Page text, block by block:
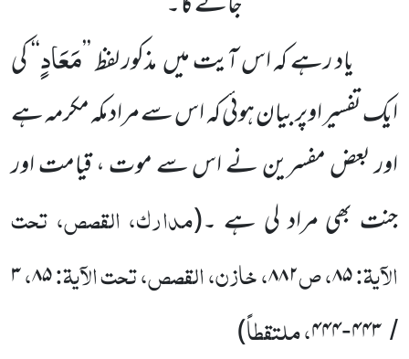
یاد رہے کہ اس آیت میں مذکور لفظ’’مَعَادٍ‘‘کی
ایک تفسیر اوپر بیان ہوئی کہ اس سے مراد مکہ مکرمہ ہے
اور بعض مفسرین نے اس سے موت ، قیامت اور
جنت بھی مراد لی ہے ۔(مدارک، القصص، تحت
الآیۃ:۸۵، ص۸۸۲، خازن، القصص، تحت الآیۃ:۸۵،۳
/ ۴۴۳-۴۴۴، ملتقطاً)